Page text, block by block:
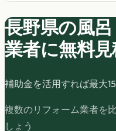
長野県の風
業者に無料見
補助金を活用すれば最大
複数のリフォーム業者を
しょう